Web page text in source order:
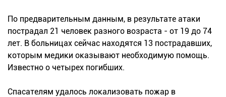
По предварительным данным, в результате атаки
пострадал 21 человек разного возраста - от 19 до 74
лет. В больницах сейчас находятся 13 пострадавших,
которым медики оказывают необходимую помощь.
Известно о четырех погибших.
Спасателям удалось локализовать пожар в